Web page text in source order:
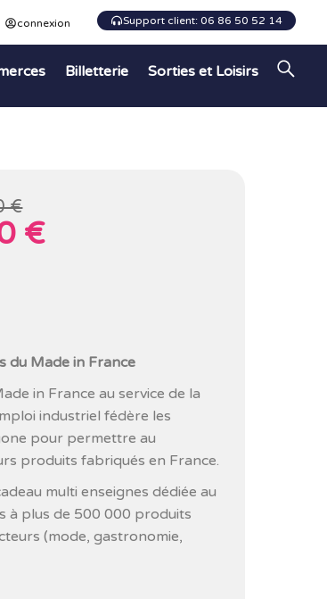
connexion Support client: 06 86 50 52 14
Billetterie Sorties et Loisirs
€
€
du Made in France
in France au service de la
industriel fédère les
pour permettre au
produits fabriqués en France.
multi enseignes dédiée au
à plus de 500 000 produits
(mode, gastronomie,